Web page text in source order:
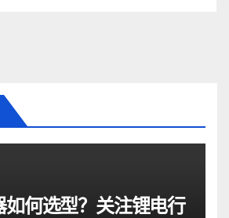
如何选型？关注锂电行